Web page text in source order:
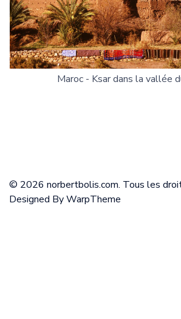
Maroc - Ksar dans la vallée
© 2026 norbertbolis.com. Tous les
Designed ByWarpTheme